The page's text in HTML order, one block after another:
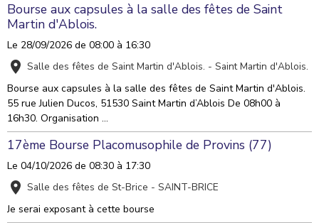
Bourse aux capsules à la salle des fêtes de Saint
Martin d'Ablois.
Le 28/09/2026 de 08:00 à 16:30
Salle des fêtes de Saint Martin d'Ablois. - Saint Martin d'Ablois.
Bourse aux capsules à la salle des fêtes de Saint Martin d'Ablois.
55 rue Julien Ducos, 51530 Saint Martin d’Ablois De 08h00 à
16h30. Organisation ...
17ème Bourse Placomusophile de Provins (77)
Le 04/10/2026 de 08:30 à 17:30
Salle des fêtes de St-Brice - SAINT-BRICE
Je serai exposant à cette bourse